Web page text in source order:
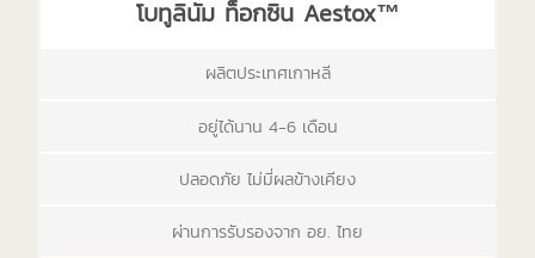
โบทูลินัม ท็อกซิน Aestox™
ผลิตประเทศเกาหลี
อยู่ได้นาน 4-6 เดือน
ปลอดภัย ไม่มี่ผลข้างเคียง
ผ่านการรับรองจาก อย. ไทย